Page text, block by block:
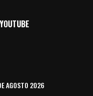
AGOSTO 2026